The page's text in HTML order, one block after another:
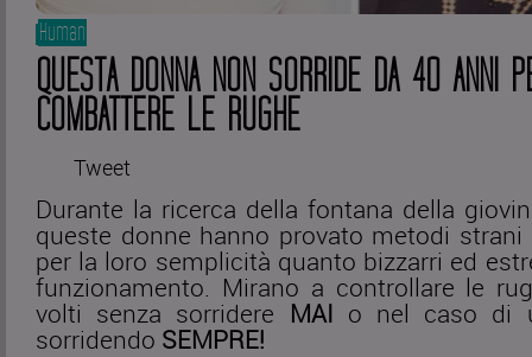
Human
QUESTA DONNA NON SORRIDE DA 40 ANNI
COMBATTERE LE RUGHE
Tweet
Durante la ricerca della fontana della
queste donne hanno provato metodi
per la loro semplicità quanto bizzarri ed
funzionamento. Mirano a controllare le
volti senza sorridere MAI o nel caso di
sorridendo SEMPRE!